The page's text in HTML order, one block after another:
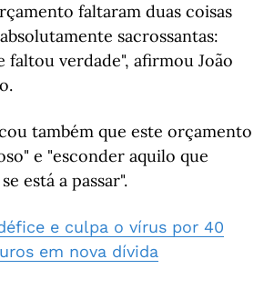
faltaram duas coisas
sacrossantas:
faltou verdade", afirmou João
também que este orçamento
e "esconder aquilo que
está a passar".
e culpa o vírus por 40
em nova dívida